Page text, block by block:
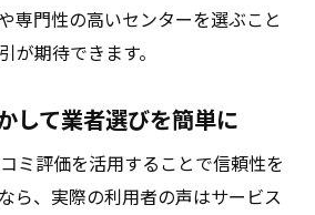
専門性の高いセンターを選ぶこと
が期待できます。
して業者選びを簡単に
ミ評価を活用することで信頼性を
ら、実際の利用者の声はサービス